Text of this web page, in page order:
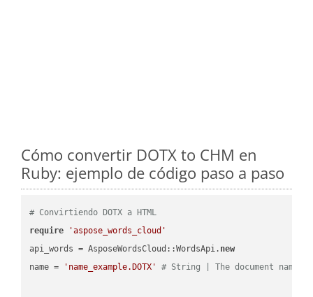
Cómo convertir DOTX to CHM en
Ruby: ejemplo de código paso a paso
# Convirtiendo DOTX a HTML
require
'aspose_words_cloud'
api_words = AsposeWordsCloud::WordsApi. new
name =
'name_example.DOTX' # String | The document name.